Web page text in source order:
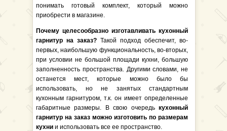
понимать готовый комплект, который можно
приобрести в магазине.
Почему целесообразно изготавливать кухонный
гарнитур на заказ? Такой подход обеспечит, во-
первых, наибольшую функциональность, во-вторых,
при условии не большой площади кухни, большую
заполненность пространства. Другими словами, не
останется мест, которые можно было бы
использовать, но не занятых стандартным
кухонным гарнитуром, т.к. он имеет определенные
габаритные размеры. В свою очередь кухонный
гарнитур на заказ можно изготовить по размерам
кухни и использовать все ее пространство.